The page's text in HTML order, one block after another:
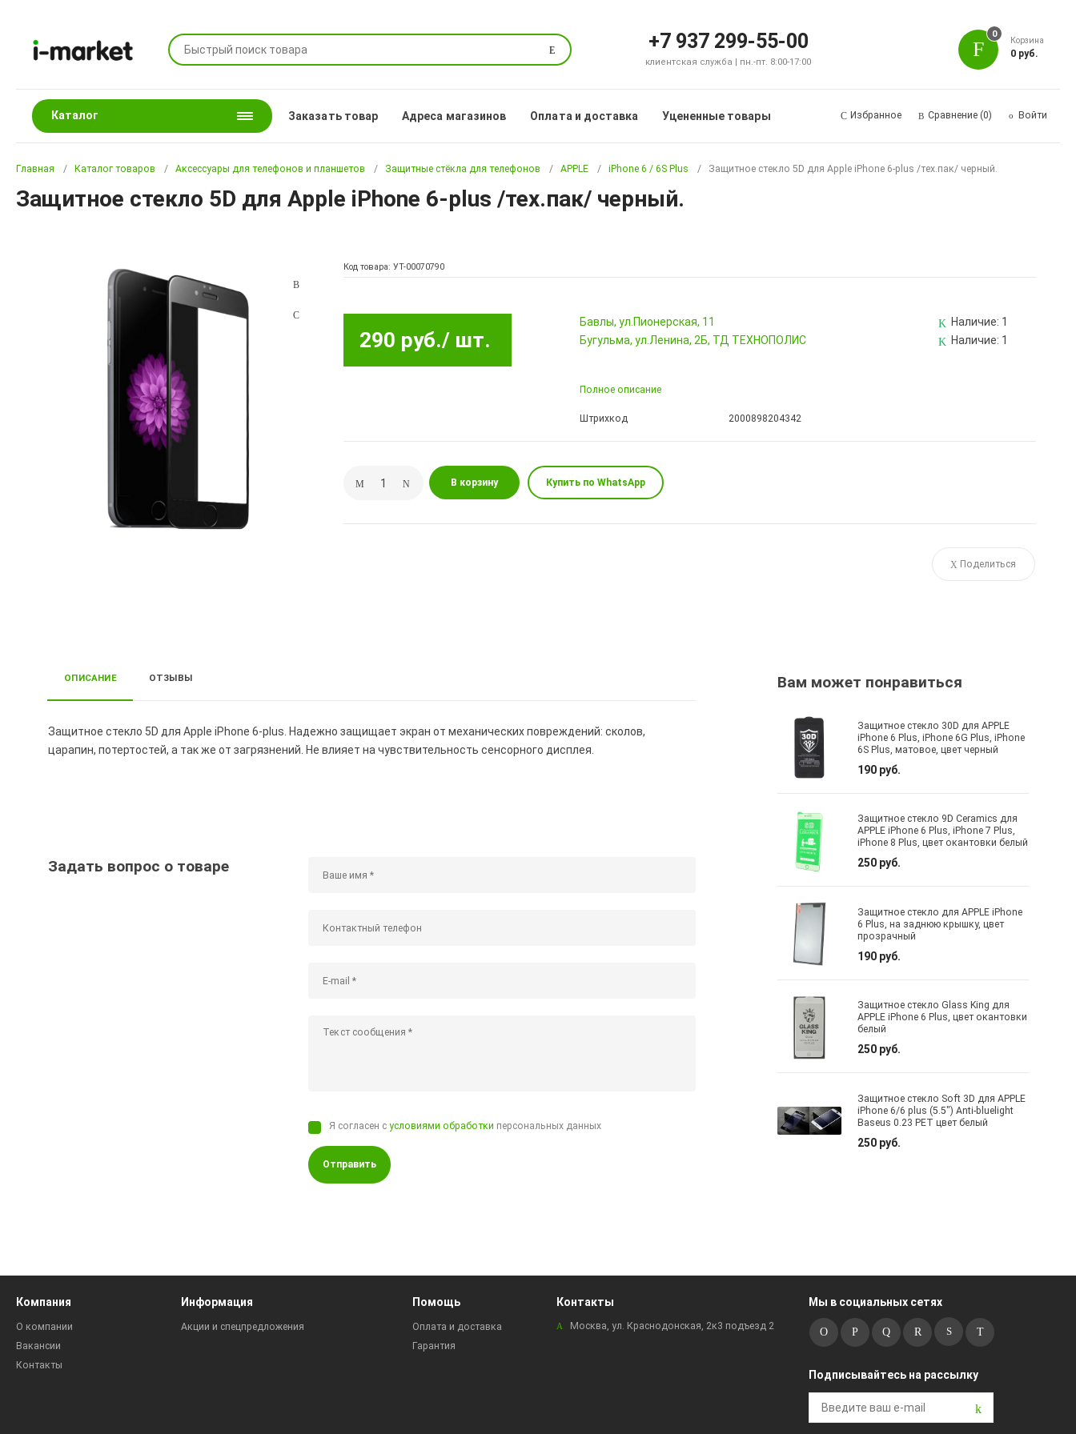
Поиск +7 937 299-55-00
клиентская служба | пн.-пт. 8:00-17:00
0
Корзина
0 руб.
Каталог Заказать товар Адреса магазинов Оплата и доставка Уцененные товары Избранное Сравнение (0) Войти
Главная Каталог товаров Аксессуары для телефонов и планшетов Защитные стёкла для телефонов APPLE iPhone 6 / 6S Plus Защитное стекло 5D для Apple iPhone 6-plus /тех.пак/ черный.
Защитное стекло 5D для Apple iPhone 6-plus /тех.пак/ черный.
Код товара: УТ-00070790
290 руб./ шт.
Бавлы, ул.Пионерская, 11 Наличие: 1
Бугульма, ул.Ленина, 2Б, ТД ТЕХНОПОЛИС
Наличие: 1
Полное описание
Штрихкод 2000898204342
В корзину Купить по WhatsApp
Поделиться
ОПИСАНИЕ ОТЗЫВЫ
Защитное стекло 5D для Apple iPhone 6-plus. Надежно защищает экран от механических повреждений: сколов,
царапин, потертостей, а так же от загрязнений. Не влияет на чувствительность сенсорного дисплея.
Задать вопрос о товаре
Я согласен сусловиями обработки персональных данных
Отправить
Вам может понравиться
Защитное стекло 30D для APPLE
iPhone 6 Plus, iPhone 6G Plus, iPhone
6S Plus, матовое, цвет черный
190 руб.
Защитное стекло 9D Ceramics для
APPLE iPhone 6 Plus, iPhone 7 Plus,
iPhone 8 Plus, цвет окантовки белый
250 руб.
Защитное стекло для APPLE iPhone
6 Plus, на заднюю крышку, цвет
прозрачный
190 руб.
Защитное стекло Glass King для
APPLE iPhone 6 Plus, цвет окантовки
белый
250 руб.
Защитное стекло Soft 3D для APPLE
iPhone 6/6 plus (5.5") Anti-bluelight
Baseus 0.23 PET цвет белый
250 руб.
Компания
О компании
Вакансии
Контакты
Информация
Акции и спецпредложения
Помощь
Оплата и доставка
Гарантия
Контакты
Москва, ул. Краснодонская, 2к3 подъезд 2
Мы в социальных сетях
Подписывайтесь на рассылку